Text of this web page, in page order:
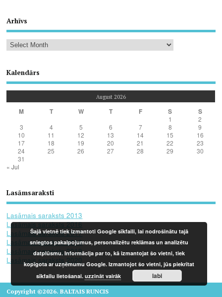
Arhīvs
Kalendārs
August 2026
M T W T F S S
1
2
3
4 5 6 7 8
9
10
11 12 13 14 15
16
17
18 19 20 21 22
23
24
25 26 27 28 29
30
31
« Jul
Lasāmsaraksti
Lasāmais saraksts 2013
Lasāmais saraksts 2016
Lasāmais saraksts 2017
Lasāmais saraksts 2018
Lasāmais saraksts 2019
Lasāmais saraksts 2020
Copyright ©2026. BALTAIS RUNCIS
Šajā vietnē tiek izmantoti Google sīkfaili, lai nodrošinātu tajā
sniegtos pakalpojumus, personalizētu reklāmas un analizētu
datplūsmu. Informācija par to, kā izmantojat šo vietni, tiek
kopīgota ar uzņēmumu Google. Izmantojot šo vietni, jūs piekrītat
sīkfailu lietošanai.uzzināt vairāk labi